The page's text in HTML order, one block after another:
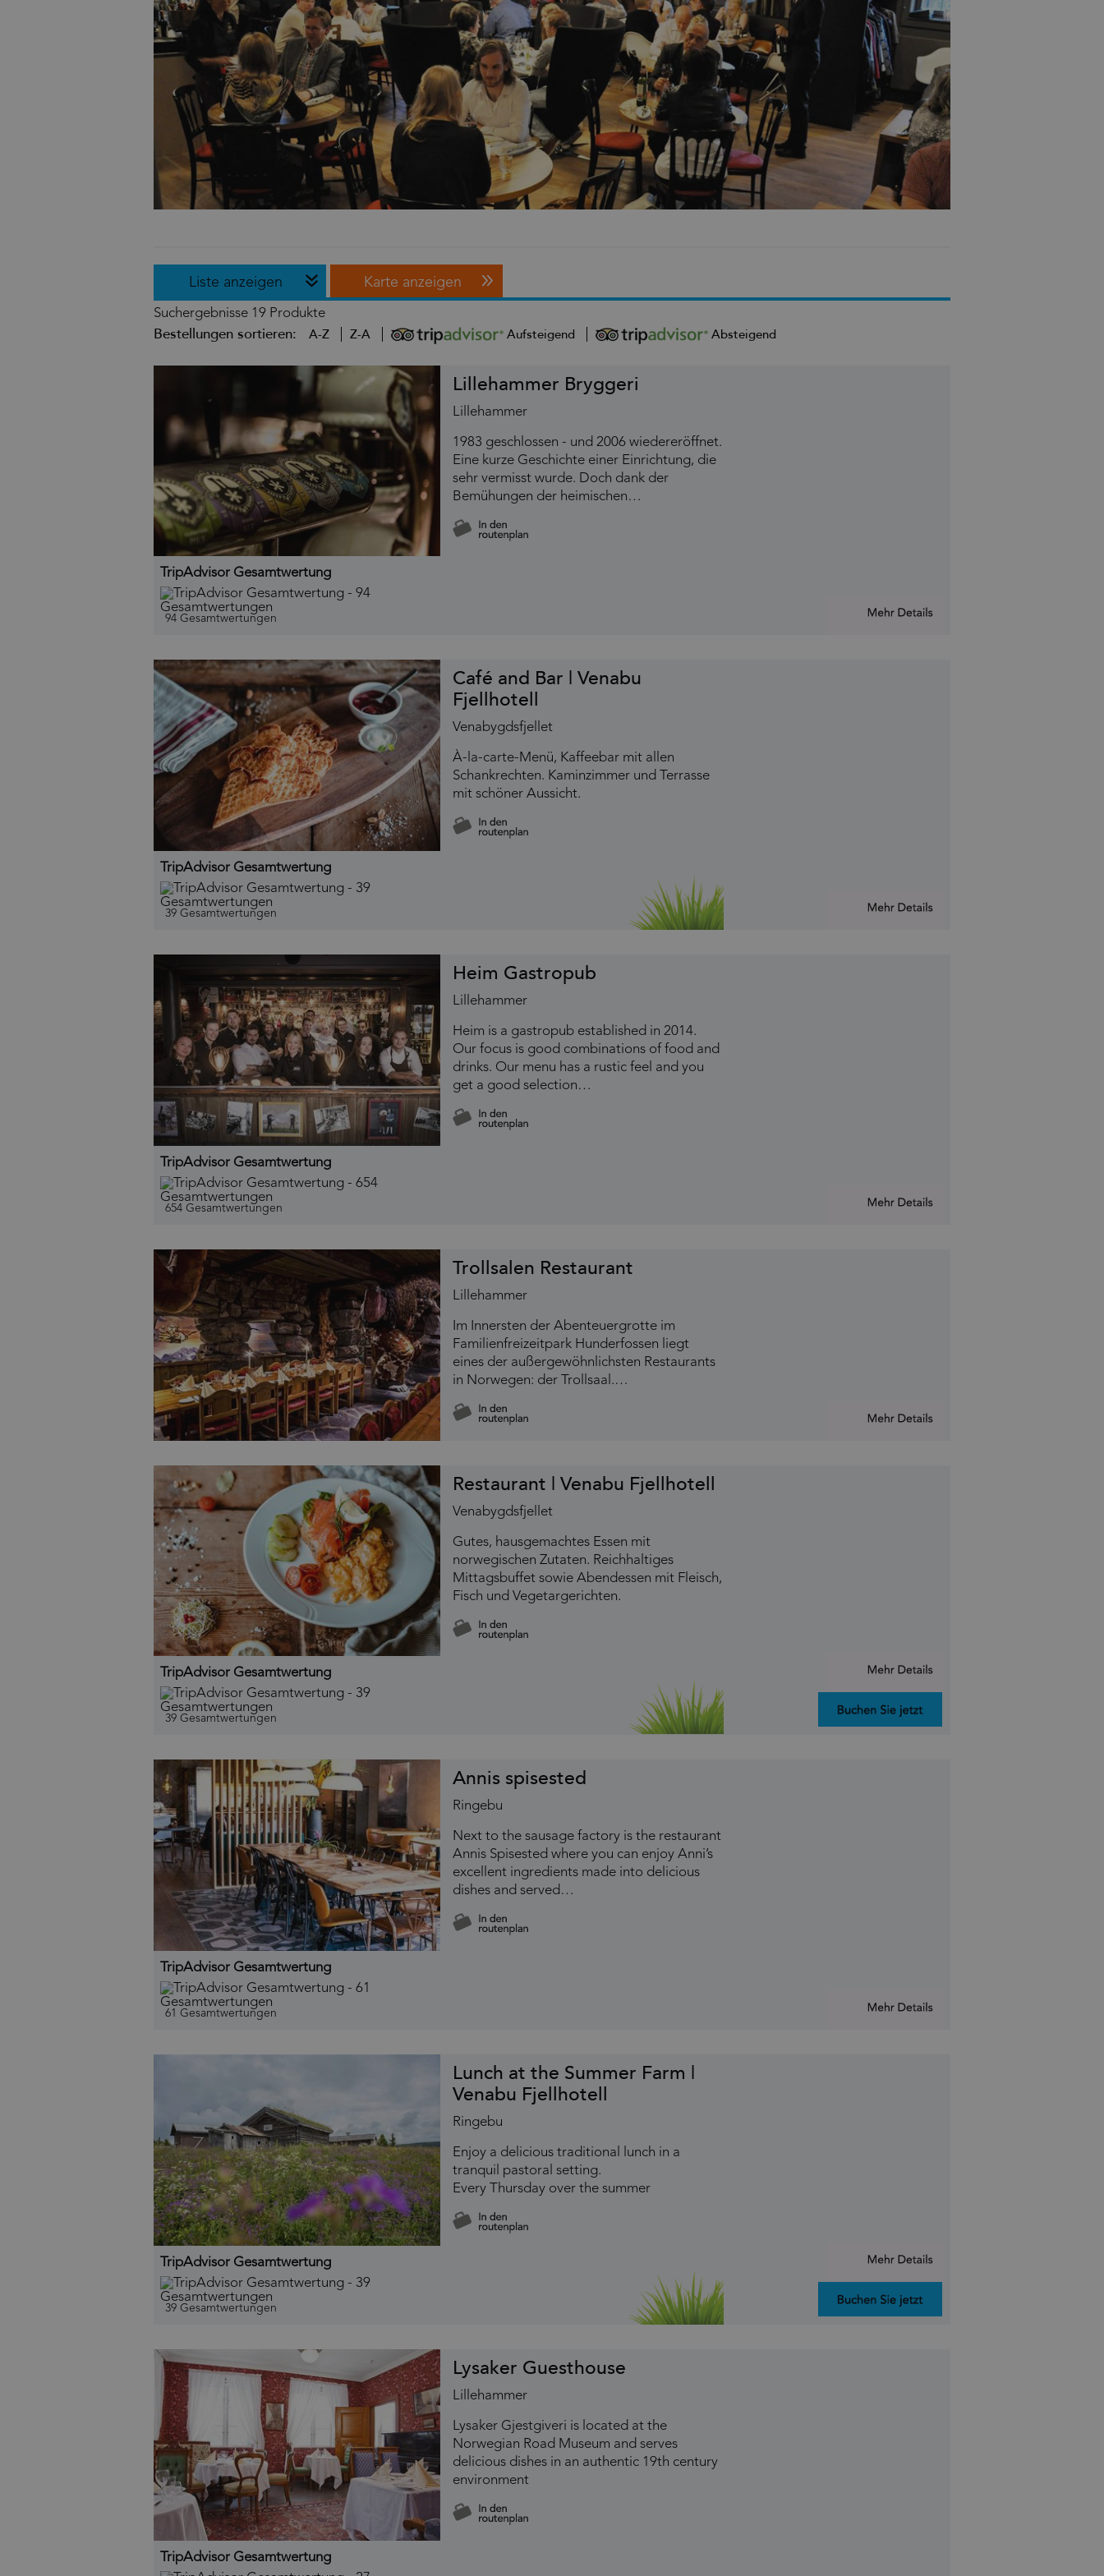
Liste anzeigen Karte anzeigen
Suchergebnisse 19 Produkte
Bestellungen sortieren: A-Z Z-A Aufsteigend Absteigend
TripAdvisor Gesamtwertung
94 Gesamtwertungen
Lillehammer Bryggeri
Lillehammer
1983 geschlossen - und 2006 wiedereröffnet.
Eine kurze Geschichte einer Einrichtung, die
sehr vermisst wurde. Doch dank der
Bemühungen der heimischen…
TripAdvisor Gesamtwertung
39 Gesamtwertungen
Café and Bar | Venabu
Fjellhotell
Venabygdsfjellet
À-la-carte-Menü, Kaffeebar mit allen
Schankrechten. Kaminzimmer und Terrasse
mit schöner Aussicht.
TripAdvisor Gesamtwertung
654 Gesamtwertungen
Heim Gastropub
Lillehammer
Heim is a gastropub established in 2014.
Our focus is good combinations of food and
drinks. Our menu has a rustic feel and you
get a good selection…
Trollsalen Restaurant
Lillehammer
Im Innersten der Abenteuergrotte im
Familienfreizeitpark Hunderfossen liegt
eines der außergewöhnlichsten Restaurants
in Norwegen: der Trollsaal.…
TripAdvisor Gesamtwertung
39 Gesamtwertungen
Restaurant | Venabu Fjellhotell
Venabygdsfjellet
Gutes, hausgemachtes Essen mit
norwegischen Zutaten. Reichhaltiges
Mittagsbuffet sowie Abendessen mit Fleisch,
Fisch und Vegetargerichten.
TripAdvisor Gesamtwertung
61 Gesamtwertungen
Annis spisested
Ringebu
Next to the sausage factory is the restaurant
Annis Spisested where you can enjoy Anni’s
excellent ingredients made into delicious
dishes and served…
TripAdvisor Gesamtwertung
39 Gesamtwertungen
Lunch at the Summer Farm |
Venabu Fjellhotell
Ringebu
Enjoy a delicious traditional lunch in a
tranquil pastoral setting.
Every Thursday over the summer
TripAdvisor Gesamtwertung
Lysaker Guesthouse
Lillehammer
Lysaker Gjestgiveri is located at the
Norwegian Road Museum and serves
delicious dishes in an authentic 19th century
environment